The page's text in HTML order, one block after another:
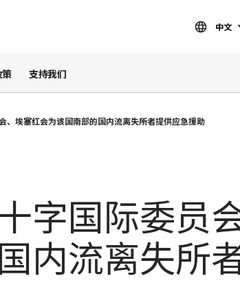
中文
支持我们
、埃塞红会为该国南部的国内流离失所者提供应急援助
字国际委员
内流离失所